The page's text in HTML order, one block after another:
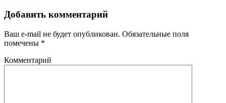
Добавить комментарий
Ваш e-mail не будет опубликован. Обязательные поля
помечены *
Комментарий